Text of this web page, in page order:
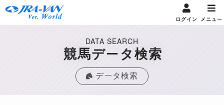
ログイン メニュー
DATA SEARCH
競馬データ検索
データ検索